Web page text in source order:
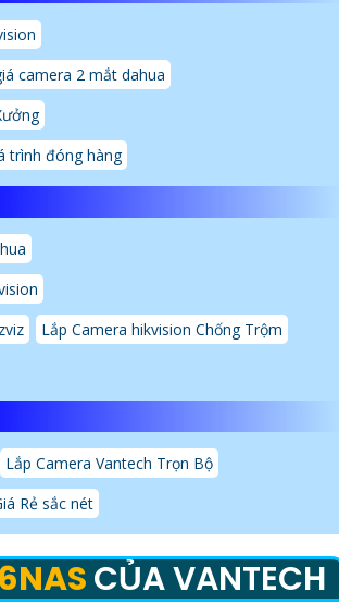
camera 2 mắt dahua
trình đóng hàng
Lắp Camera hikvision Chống Trộm
Lắp Camera Vantech Trọn Bộ
Rẻ sắc nét
CỦA VANTECH